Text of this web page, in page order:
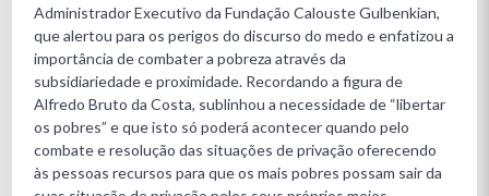
Administrador Executivo da Fundação Calouste Gulbenkian,
que alertou para os perigos do discurso do medo e enfatizou a
importância de combater a pobreza através da
subsidiariedade e proximidade. Recordando a figura de
Alfredo Bruto da Costa, sublinhou a necessidade de “libertar
os pobres” e que isto só poderá acontecer quando pelo
combate e resolução das situações de privação oferecendo
às pessoas recursos para que os mais pobres possam sair da